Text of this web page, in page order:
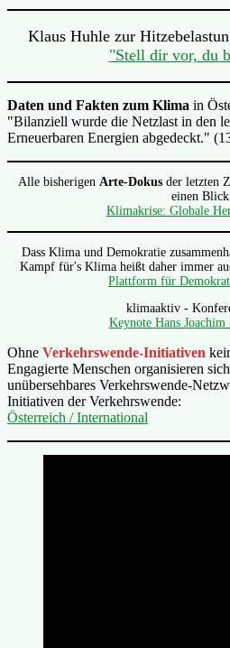
Klaus Huhle zur
"Stell dir vor, du
Daten und Fakten zum Klima in
"Bilanziell wurde die Netzlast in den
Erneuerbaren Energien abgedeckt."
Alle bisherigen Arte-Dokusder letzten
einen
Klimakrise: Globale
Dass Klima und Demokratie
Kampf für's Klima heißt daher immer
Plattform für
klimaaktiv -
Keynote Hans Joachim
Ohne Verkehrswende-Initiativen
Engagierte Menschen organisieren
unübersehbares Verkehrswende-
Initiativen der Verkehrswende:
Österreich / International